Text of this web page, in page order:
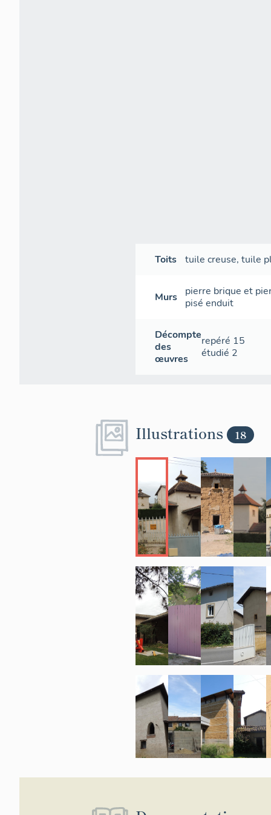
Toits tuile creuse, tuile
Murs pierre brique et
pisé enduit
Décompte
des
œuvres
repéré 15
étudié 2
Illustrations 18